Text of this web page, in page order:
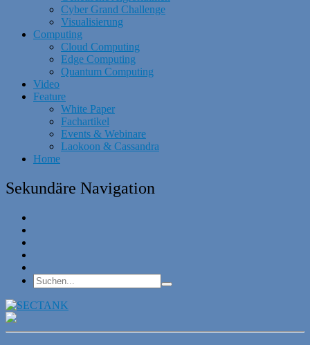
Cyber Grand Challenge
Visualisierung
Computing
Cloud Computing
Edge Computing
Quantum Computing
Video
Feature
White Paper
Fachartikel
Events & Webinare
Laokoon & Cassandra
Home
Sekundäre Navigation